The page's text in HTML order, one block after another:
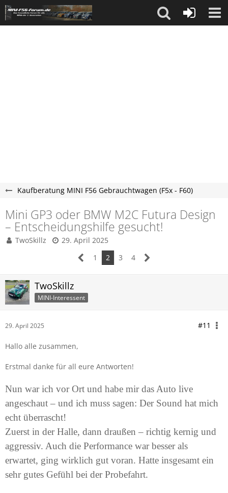
Kaufberatung MINI F56 Gebrauchtwagen (F5x - F60)
Mini GP3 oder BMW M2C Futura Design
– Entscheidungshilfe gesucht!
TwoSkillz
29. April 2025
1
2 3 4
TwoSkillz
MINI-Interessent
29. April 2025 #11
Hallo alle zusammen,
Erstmal danke für all eure Antworten!
Nun war ich vor Ort und habe mir das Auto live
angeschaut – und ich muss sagen: Der Sound hat mich
echt überrascht!
Zuerst in der Halle, dann draußen – richtig kernig und
aggressiv. Auch die Performance war besser als
erwartet, ging wirklich gut voran. Hatte insgesamt ein
sehr gutes Gefühl bei der Probefahrt.